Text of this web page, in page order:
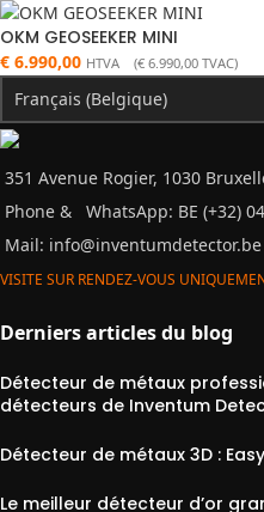
OKM GEOSEEKER MINI
€ 6.990,00 HTVA (€ 6.990,00 TVAC)
Français (Belgique)
351 Avenue Rogier, 1030
Phone &
WhatsApp: BE (+32)
Mail: info@inventumdetector.be
VISITE SUR RENDEZ-VOUS
Derniers articles du blog
Détecteur de métaux
détecteurs de Inventum
Détecteur de métaux 3D :
Le meilleur détecteur d’or